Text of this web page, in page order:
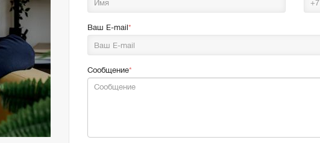
Ваш E-mail
Сообщение